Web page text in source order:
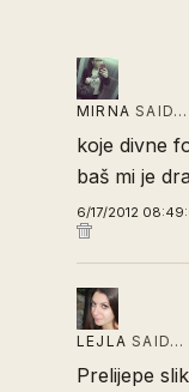
MIRNA SAID…
koje divne
baš mi je
6/17/2012
LEJLA SAID…
Prelijepe